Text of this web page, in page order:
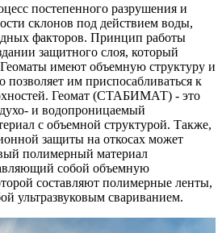
постепенного разрушения и
склонов под действием воды,
факторов. Принцип работы
защитного слоя, который
имеют объемную структуру и
позволяет им приспосабливаться к
Геомат (СТАБИМАТ) - это
и водопроницаемый
с объемной структурой. Также,
защиты на откосах может
полимерный материал
собой объемную
составляют полимерные ленты,
ультразвуковым свариванием.